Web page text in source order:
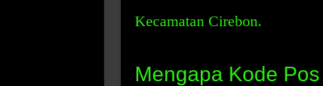
Kecamatan Cirebon.
Mengapa Kode